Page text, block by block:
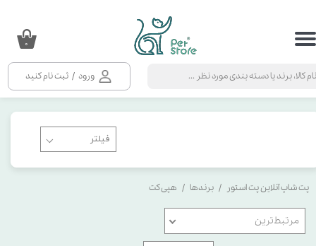
ورود / ثبت نام کنید
حساب کاربری من
سفارشات
۰
پت شاپ آنلاین پت استور برندها هپی کت
مرتبط‌ترین